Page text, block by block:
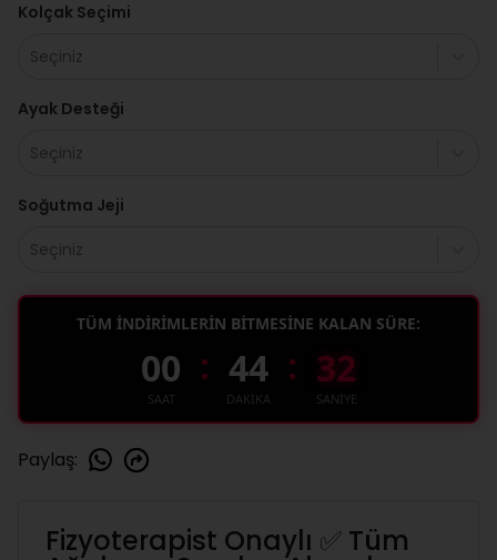
Kolçak Seçimi
Seçiniz
Ayak Desteği
Seçiniz
Soğutma Jeji
Seçiniz
TÜM İNDİRİMLERİN BİTMESİNE KALAN SÜRE:
00
SAAT
: 44
DAKİKA
: 31
SANİYE
Paylaş:
Fizyoterapist Onaylı ✅ Tüm